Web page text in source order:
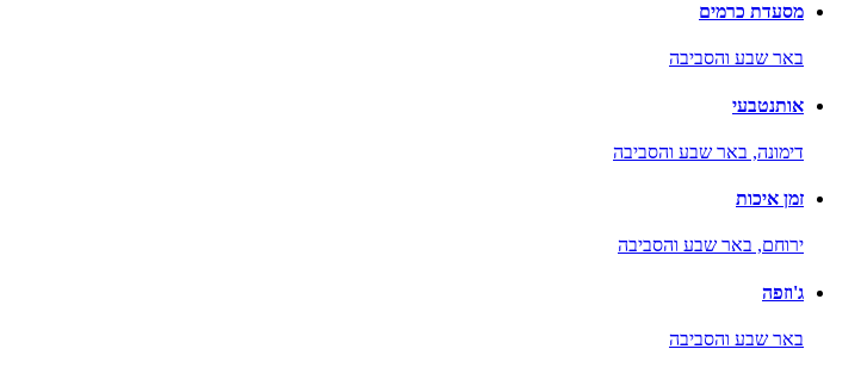
מסעדת כרמים
באר שבע והסביבה
אותנטבעי
דימונה, באר שבע והסביבה
זמן איכות
ירוחם, באר שבע והסביבה
ג'וזפה
באר שבע והסביבה